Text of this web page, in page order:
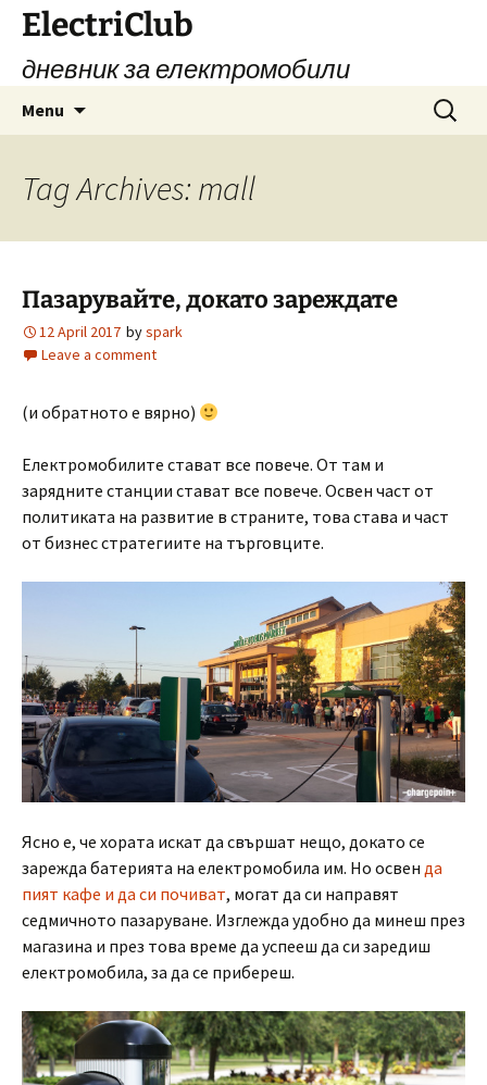
Skip
content
ElectriClub
дневник за електромобили
Menu
Search
for:
Tag Archives: mall
Пазарувайте, докато зареждате
12 April 2017 byspark
Leave a comment
(и обратното е вярно)
Електромобилите стават все повече. От там и
зарядните станции стават все повече. Освен част от
политиката на развитие в страните, това става и част
от бизнес стратегиите на търговците.
Ясно е, че хората искат да свършат нещо, докато се
зарежда батерията на електромобила им. Но освен да
пият кафе и да си почиват, могат да си направят
седмичното пазаруване. Изглежда удобно да минеш през
магазина и през това време да успееш да си заредиш
електромобила, за да се прибереш.